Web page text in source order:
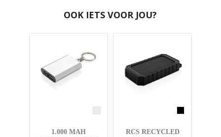
OOK IETS VOOR JOU?
1.000 MAH
RCS RECYCLED